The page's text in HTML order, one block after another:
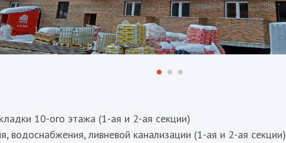
10-ого этажа (1-ая и 2-ая секции)
водоснабжения, ливневой канализации (1-ая и 2-ая секции)